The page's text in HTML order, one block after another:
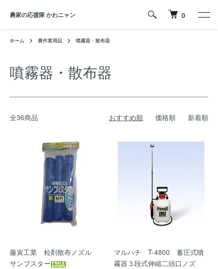
農家の応援隊 かわニャン 0
ホーム 農作業用品 噴霧器・散布器
噴霧器・散布器
全36商品 おすすめ順 価格順 新着順
藤寅工業 粒剤散布ノズル
サンプスター
マルハチ T-4800 蓄圧式噴
霧器３段式伸縮二頭口ノズ